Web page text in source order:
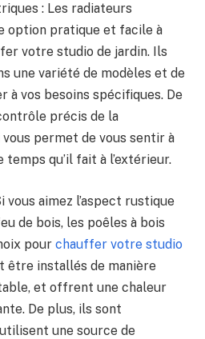
: Les radiateurs
option pratique et facile à
votre studio⁤ de ‌jardin. Ils
une variété de ⁢modèles et de‌
à ⁤vos⁢ besoins spécifiques. ⁣De
précis de la
permet de‍ vous sentir ‌à
temps qu’il fait à ⁢l’extérieur.
vous aimez l’aspect rustique
de bois, les poêles à bois
pour chauffer⁢ votre⁣ studio
être installés​ de manière
et ⁣offrent une chaleur
De plus, ils sont​
‌une ⁢source de